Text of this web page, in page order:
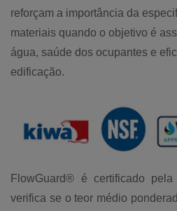
reforçam a importância da
materiais quando o objetivo é
água, saúde dos ocupantes e
edificação.
FlowGuard® é certificado
verifica se o teor médio